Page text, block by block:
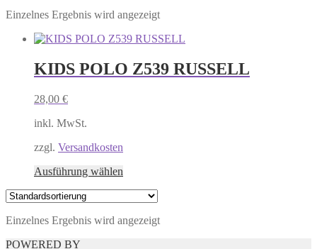
Einzelnes Ergebnis wird angezeigt
KIDS POLO Z539 RUSSELL
28,00 €
inkl. MwSt.
zzgl. Versandkosten
Ausführung wählen
Varianten
Einzelnes Ergebnis wird angezeigt
POWERED BY